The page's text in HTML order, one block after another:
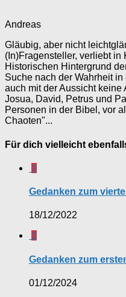
Andreas
Gläubig, aber nicht
(In)Fragensteller, verliebt
Historischen Hintergrund
Suche nach der Wahrheit
auch mit der Aussicht keine
Josua, David, Petrus und
Personen in der Bibel, vor
Chaoten"...
Für dich vielleicht
0
Gedanken zum
18/12/2022
0
Gedanken zum
01/12/2024